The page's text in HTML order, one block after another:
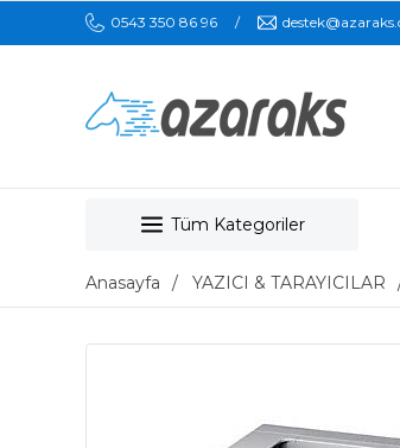
0543 350 86 96
Tüm Kategoriler
Anasayfa YAZICI & TARAYICILAR